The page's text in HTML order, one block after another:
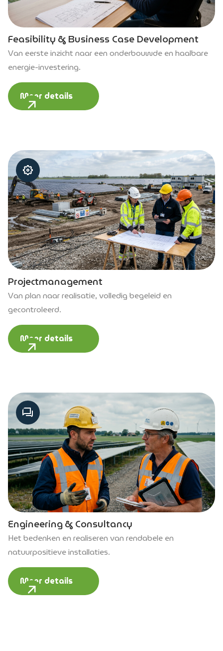
Feasibility & Business Case Development
Van eerste inzicht naar een onderbouwde en haalbare
energie-investering.
Meer details
Projectmanagement
Van plan naar realisatie, volledig begeleid en
gecontroleerd.
Meer details
Engineering & Consultancy
Het bedenken en realiseren van rendabele en
natuurpositieve installaties.
Meer details